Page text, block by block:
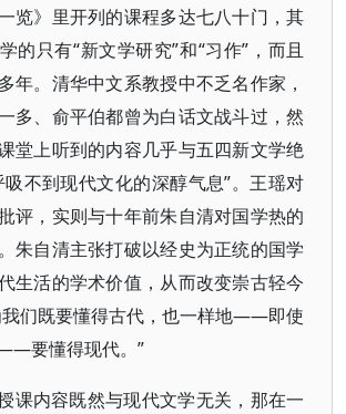
览》里开列的课程多达七八十门，其
的只有“新文学研究”和“习作”，而且
年。清华中文系教授中不乏名作家，
多、俞平伯都曾为白话文战斗过，然
堂上听到的内容几乎与五四新文学绝
吸不到现代文化的深醇气息”。王瑶对
评，实则与十年前朱自清对国学热的
朱自清主张打破以经史为正统的国学
生活的学术价值，从而改变崇古轻今
我们既要懂得古代，也一样地——即使
要懂得现代。”
课内容既然与现代文学无关，那在一